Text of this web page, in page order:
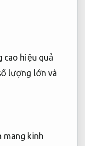
cao hiệu quả
lượng lớn và
mang kinh